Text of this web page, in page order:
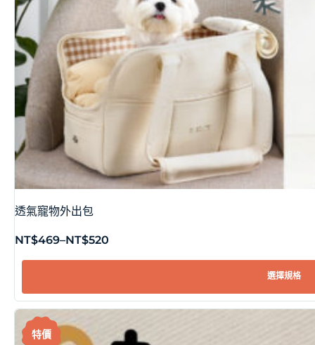
透氣寵物外出包
NT$469–NT$520
選擇規格
特價